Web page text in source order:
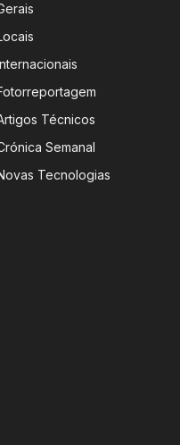
Técnicos
Semanal
Tecnologias